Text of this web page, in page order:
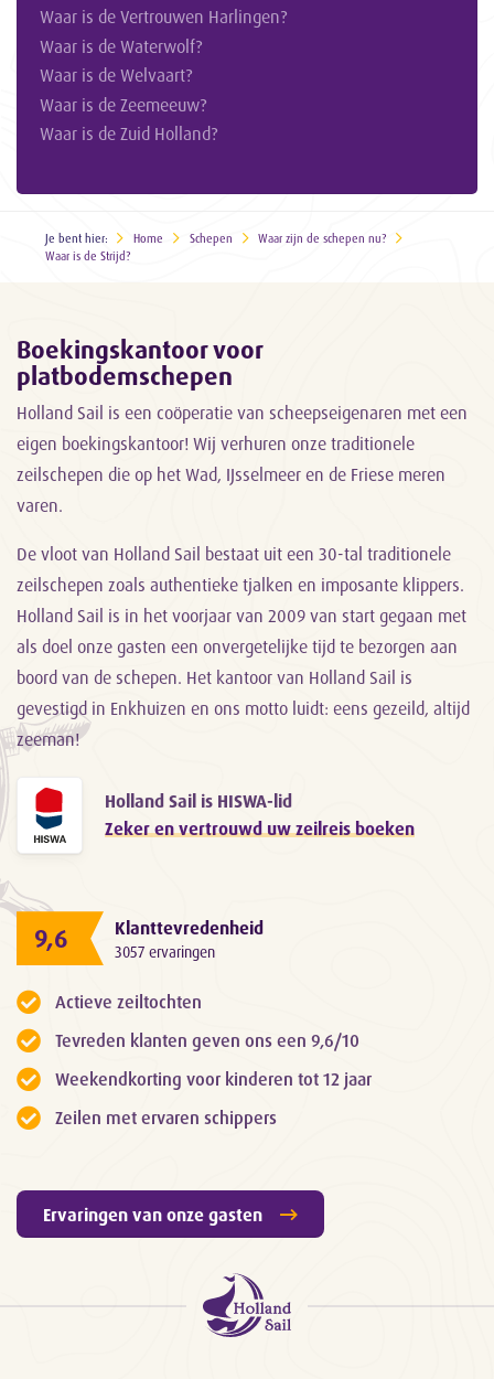
Waar is de Vertrouwen Harlingen?
Waar is de Waterwolf?
Waar is de Welvaart?
Waar is de Zeemeeuw?
Waar is de Zuid Holland?
Je bent hier: Home Schepen
Waar zijn de schepen nu?
Waar is de Strijd?
Boekingskantoor voor
platbodemschepen
Holland Sail is een coöperatie van scheepseigenaren met een
eigen boekingskantoor! Wij verhuren onze traditionele
zeilschepen die op het Wad, IJsselmeer en de Friese meren
varen.
De vloot van Holland Sail bestaat uit een 30-tal traditionele
zeilschepen zoals authentieke tjalken en imposante klippers.
Holland Sail is in het voorjaar van 2009 van start gegaan met
als doel onze gasten een onvergetelijke tijd te bezorgen aan
boord van de schepen. Het kantoor van Holland Sail is
gevestigd in Enkhuizen en ons motto luidt: eens gezeild, altijd
zeeman!
Holland Sail is HISWA-lid
Zeker en vertrouwd uw zeilreis boeken
9,6 Klanttevredenheid
3057 ervaringen
Actieve zeiltochten
Tevreden klanten geven ons een 9,6/10
Weekendkorting voor kinderen tot 12 jaar
Zeilen met ervaren schippers
Ervaringen van onze gasten